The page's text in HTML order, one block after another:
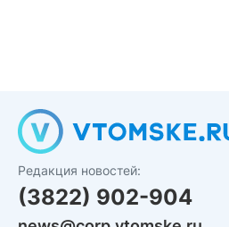
Редакция новостей:
(3822) 902-904